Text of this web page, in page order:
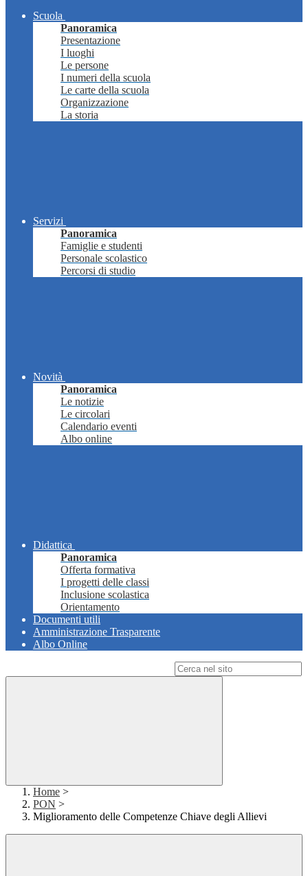
Scuola
Panoramica
Presentazione
I luoghi
Le persone
I numeri della scuola
Le carte della scuola
Organizzazione
La storia
Servizi
Panoramica
Famiglie e studenti
Personale scolastico
Percorsi di studio
Novità
Panoramica
Le notizie
Le circolari
Calendario eventi
Albo online
Didattica
Panoramica
Offerta formativa
I progetti delle classi
Inclusione scolastica
Orientamento
Documenti utili
Amministrazione Trasparente
Albo Online
Home >
PON >
Miglioramento delle Competenze Chiave degli Allievi